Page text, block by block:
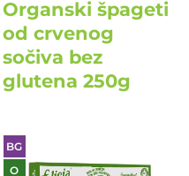
Organski špageti
od crvenog
sočiva bez
glutena 250g
BG
O